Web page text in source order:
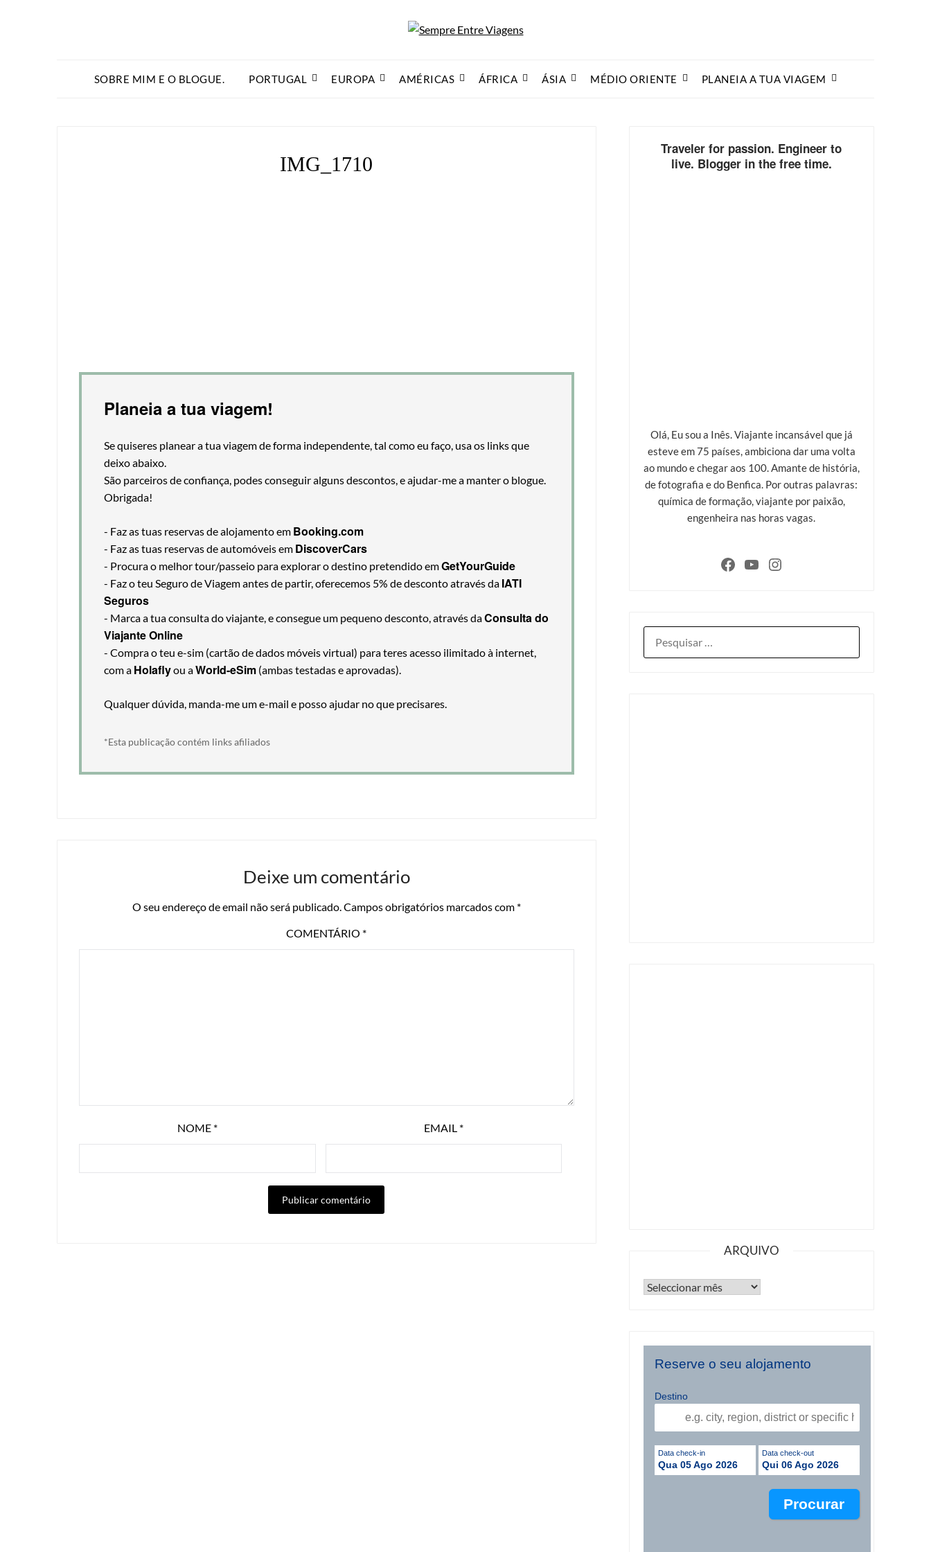
SOBRE MIM E O BLOGUE. PORTUGAL EUROPA AMÉRICAS ÁFRICA ÁSIA MÉDIO ORIENTE PLANEIA A TUA VIAGEM
IMG_1710
Planeia a tua viagem!
Se quiseres planear a tua viagem de forma independente, tal como eu faço, usa os links que
deixo abaixo.
São parceiros de confiança, podes conseguir alguns descontos, e ajudar-me a manter o blogue.
Obrigada!
- Faz as tuas reservas de alojamento em Booking.com
- Faz as tuas reservas de automóveis em DiscoverCars
- Procura o melhor tour/passeio para explorar o destino pretendido emGetYourGuide
- Faz o teu Seguro de Viagem antes de partir, oferecemos 5% de desconto através da IATI
Seguros
- Marca a tua consulta do viajante, e consegue um pequeno desconto, através daConsulta do
Viajante Online
- Compra o teu e-sim (cartão de dados móveis virtual) para teres acesso ilimitado à internet,
com a Holaflyou aWorld-eSim (ambas testadas e aprovadas).
Qualquer dúvida, manda-me um e-mail e posso ajudar no que precisares.
*Esta publicação contém links afiliados
Deixe um comentário
O seu endereço de email não será publicado.Campos obrigatórios marcados com *
COMENTÁRIO *
NOME * EMAIL *
Traveler for passion. Engineer to
live. Blogger in the free time.
Olá, Eu sou a Inês. Viajante incansável que já
esteve em 75 países, ambiciona dar uma volta
ao mundo e chegar aos 100. Amante de história,
de fotografia e do Benfica. Por outras palavras:
química de formação, viajante por paixão,
engenheira nas horas vagas.
ARQUIVO
Reserve o seu alojamento
Destino
Data check-in
Qua 05 Ago 2026
Data check-out
Qui 06 Ago 2026